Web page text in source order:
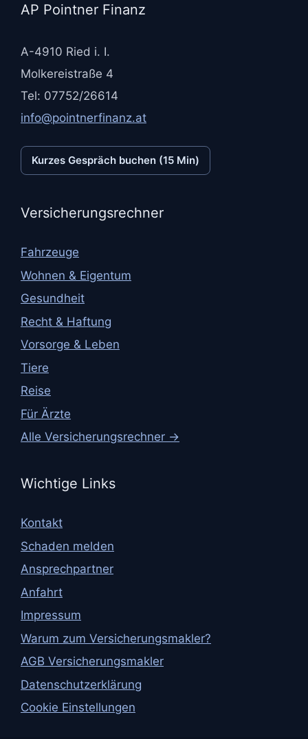
AP Pointner Finanz
A-4910 Ried i. I.
Molkereistraße 4
Tel: 07752/26614
info@pointnerfinanz.at
Kurzes Gespräch buchen (15 Min)
Versicherungsrechner
Fahrzeuge
Wohnen & Eigentum
Gesundheit
Recht & Haftung
Vorsorge & Leben
Tiere
Reise
Für Ärzte
Alle Versicherungsrechner →
Wichtige Links
Kontakt
Schaden melden
Ansprechpartner
Anfahrt
Impressum
Warum zum Versicherungsmakler?
AGB Versicherungsmakler
Datenschutzerklärung
Cookie Einstellungen